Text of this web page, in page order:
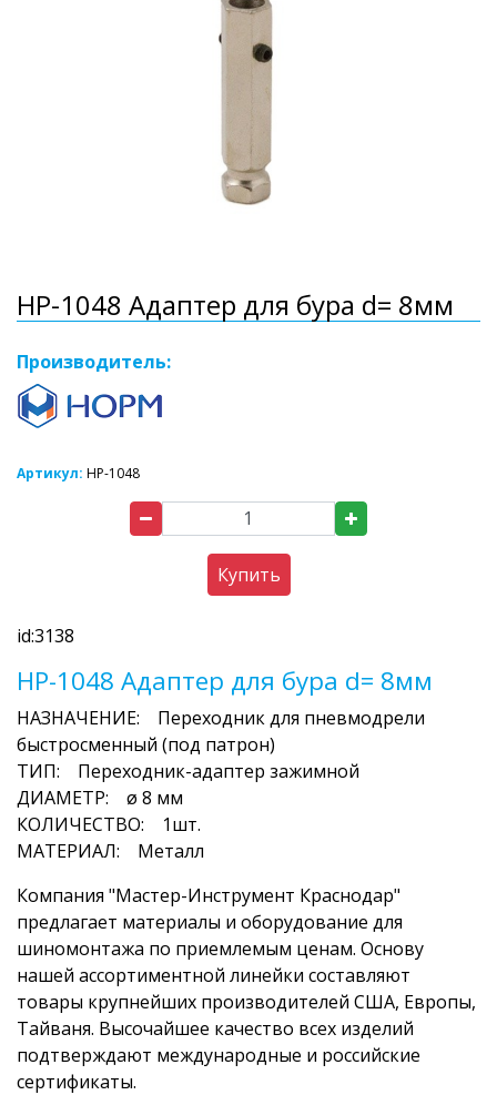
HP-1048 Адаптер для бура d= 8мм
Производитель:
Артикул: HP-1048
Купить
id:3138
HP-1048 Адаптер для бура d= 8мм
НАЗНАЧЕНИЕ: Переходник для пневмодрели
быстросменный (под патрон)
ТИП: Переходник-адаптер зажимной
ДИАМЕТР: ø 8 мм
КОЛИЧЕСТВО: 1шт.
МАТЕРИАЛ: Металл
Компания "Мастер-Инструмент Краснодар"
предлагает материалы и оборудование для
шиномонтажа по приемлемым ценам. Основу
нашей ассортиментной линейки составляют
товары крупнейших производителей США, Европы,
Тайваня. Высочайшее качество всех изделий
подтверждают международные и российские
сертификаты.